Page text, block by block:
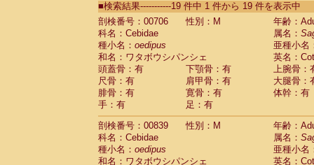
CebidaeSaguinus labiatus(0)
Cebidae Saguinus leucopus (4)
Cebidae
Cebidae
CebidaeSaguinus nigricollis (12)
Cebidae Saguinus oedipus
Cebidae Saguinus weddelli
Cebidae Saguinusspp.
Cebidae Aotus trivirgatus
Cebidae Cebus albifrons
Cebidae
Cebidae
CebidaeCebus nigrivittatus
■検索結果-----------19 件中 1 件から 19 件を表示中
剖検番号：00706
性別：M
年齢：
科名：Cebidae
属名：
種小名： oedipus
亜種小名
和名：ワタボウシパンシェ
英名：
頭蓋骨：有
下顎骨：有
上腕骨：
尺骨：有
肩甲骨：有
大腿骨：
腓骨：有
寛骨：有
体幹：有
手：有
足：有
剖検番号：00839
性別：M
年齢：
科名：Cebidae
属名：
種小名： oedipus
亜種小名
和名：ワタボウシパンシェ
英名：